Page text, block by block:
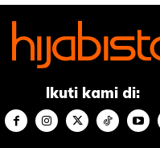
mereka mengalami pening.
situasi ini
kafein atau sedang
yang tidak normal
jantung, boleh menjadi
arteri jantung tersumbat.
Ikuti kami di: